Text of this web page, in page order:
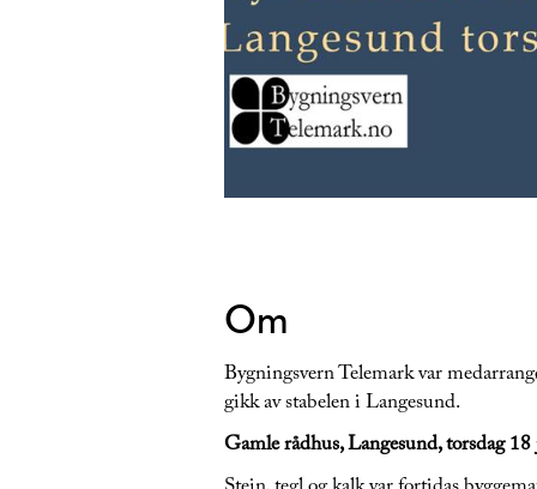
Om
Bygningsvern Telemark var
gikk av stabelen i Langesund.
Gamle rådhus, Langesund, torsdag